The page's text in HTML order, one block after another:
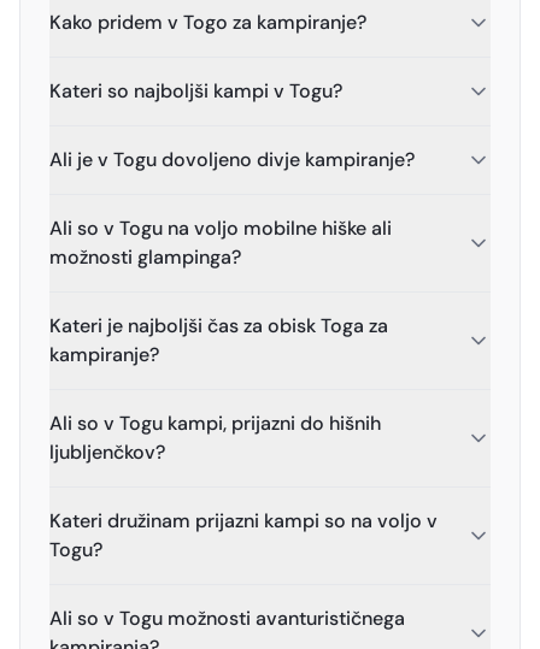
Kako pridem v Togo za kampiranje?
Kateri so najboljši kampi v Togu?
Ali je v Togu dovoljeno divje kampiranje?
Ali so v Togu na voljo mobilne hiške ali
možnosti glampinga?
Kateri je najboljši čas za obisk Toga za
kampiranje?
Ali so v Togu kampi, prijazni do hišnih
ljubljenčkov?
Kateri družinam prijazni kampi so na voljo v
Togu?
Ali so v Togu možnosti avanturističnega